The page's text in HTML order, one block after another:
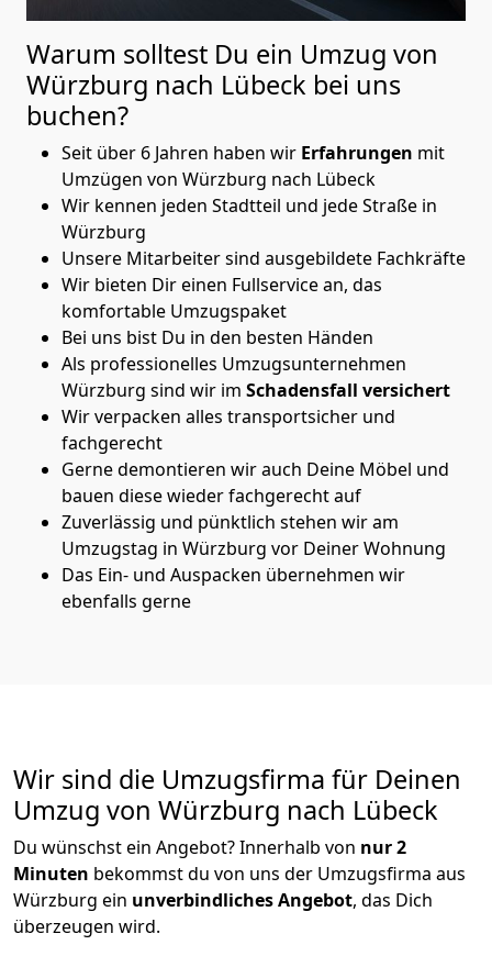
Warum solltest Du ein Umzug von
Würzburg nach Lübeck bei uns
buchen?
Seit über 6 Jahren haben wir Erfahrungen mit
Umzügen von Würzburg nach Lübeck
Wir kennen jeden Stadtteil und jede Straße in
Würzburg
Unsere Mitarbeiter sind ausgebildete Fachkräfte
Wir bieten Dir einen Fullservice an, das
komfortable Umzugspaket
Bei uns bist Du in den besten Händen
Als professionelles Umzugsunternehmen
Würzburg sind wir im Schadensfall versichert
Wir verpacken alles transportsicher und
fachgerecht
Gerne demontieren wir auch Deine Möbel und
bauen diese wieder fachgerecht auf
Zuverlässig und pünktlich stehen wir am
Umzugstag in Würzburg vor Deiner Wohnung
Das Ein- und Auspacken übernehmen wir
ebenfalls gerne
Wir sind die Umzugsfirma für Deinen
Umzug von Würzburg nach Lübeck
Du wünschst ein Angebot? Innerhalb von nur 2
Minuten bekommst du von uns der Umzugsfirma aus
Würzburg ein unverbindliches Angebot, das Dich
überzeugen wird.